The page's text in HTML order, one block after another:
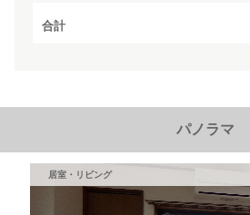
合計
パノラマ
居室・リビング